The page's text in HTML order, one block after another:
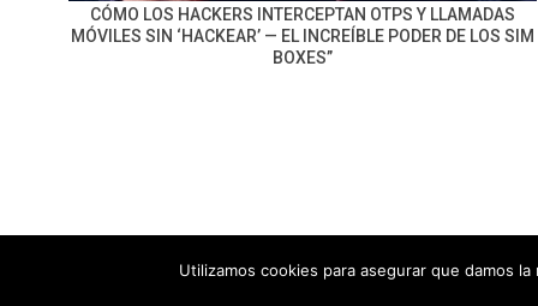
CÓMO LOS HACKERS INTERCEPTAN OTPS Y LLAMADAS
MÓVILES SIN ‘HACKEAR’ — EL INCREÍBLE PODER DE LOS SIM
BOXES”
Utilizamos cookies para asegurar que damos